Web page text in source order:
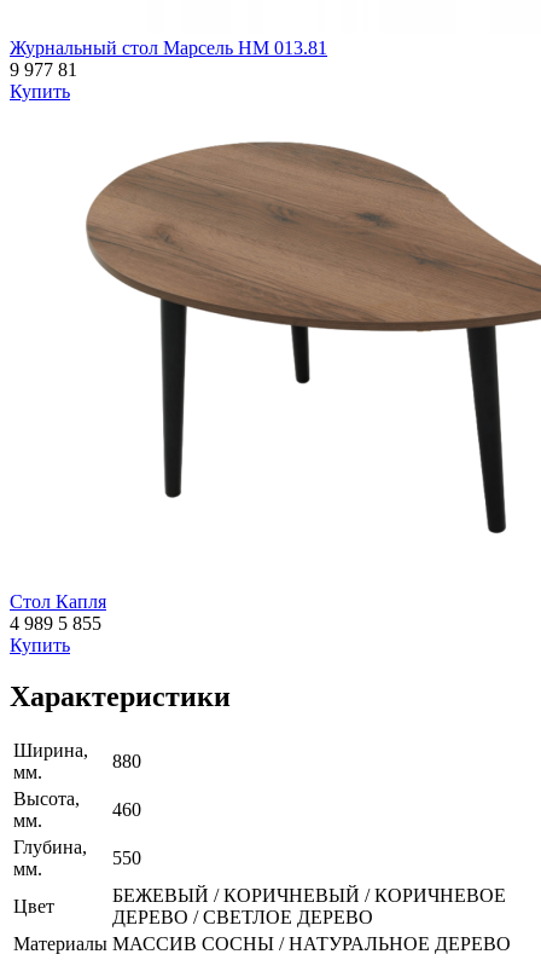
Журнальный стол Марсель НМ 013.81
9 977 81
Купить
Стол Капля
4 989 5 855
Купить
Характеристики
Ширина,
мм.
880
Высота,
мм.
460
Глубина,
мм.
550
Цвет
БЕЖЕВЫЙ / КОРИЧНЕВЫЙ / КОРИЧНЕВОЕ
ДЕРЕВО / СВЕТЛОЕ ДЕРЕВО
Материалы МАССИВ СОСНЫ / НАТУРАЛЬНОЕ ДЕРЕВО